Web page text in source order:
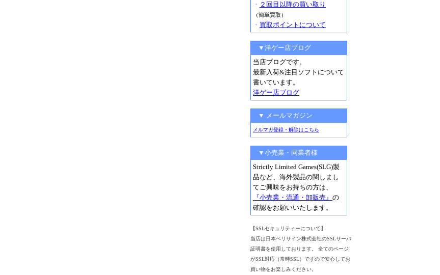
・ ２回目以降の買い取り
（簡単買取）
・ 買取ポイントについて
▼洋ゲー店ブログ
当店ブログです。
最新入荷&注目ソフトについて
書いています。
洋ゲー店ブログ
▼ メールマガジン
メルマガ登録・解除はこちら
▼小売業・同業者様
Strictly Limited Games(SLG)製
品など、海外製品の関しまし
てご興味をお持ちの方は、
『小売業・流通・卸販売』 の
確認をお願いいたします。
【SSLセキュリティーについて】
当店は日本ベリサイン株式会社のSSLサーバ
証明書を使用しております。 全てのページ
がSSL対応（常時SSL）ですので安心してお
買い物をお楽しみください。